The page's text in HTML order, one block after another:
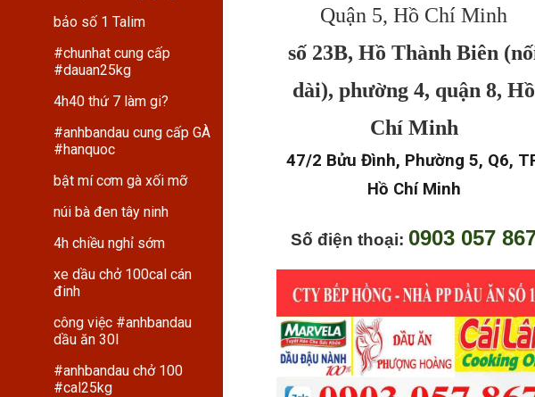
bảo số 1 Talim
#chunhat cung cấp
#dauan25kg
4h40 thứ 7 làm gi?
#anhbandau cung cấp GÀ
#hanquoc
bật mí cơm gà xối mỡ
núi bà đen tây ninh
4h chiều nghỉ sớm
xe dầu chở 100cal cán
đinh
công việc #anhbandau
dầu ăn 30l
#anhbandau chở 100
#cal25kg
Quận 5, Hồ Chí Minh
số 23B, Hồ Thành Biên
dài), phường 4, quận 8, Hồ
Chí Minh
47/2 Bửu Đình, Phường 5, Q6,
Hồ Chí Minh
Số điện thoại: 0903 057